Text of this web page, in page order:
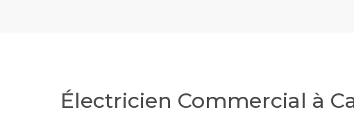
Électricien Commercial à